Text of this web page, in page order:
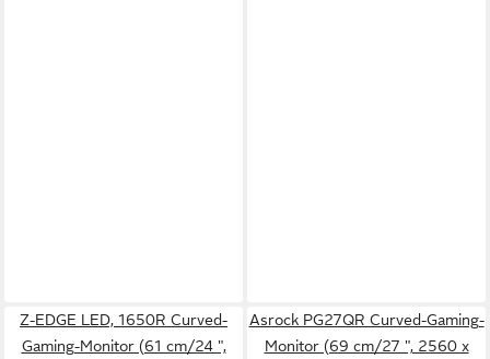
Z-EDGE LED, 1650R Curved-
Gaming-Monitor (61 cm/24 ",
Asrock PG27QR Curved-Gaming-
Monitor (69 cm/27 ", 2560 x